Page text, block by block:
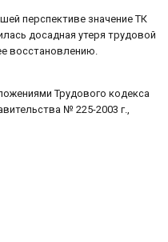
перспективе значение ТК
досадная утеря трудовой
восстановлению.
Трудового кодекса
№ 225-2003 г.,